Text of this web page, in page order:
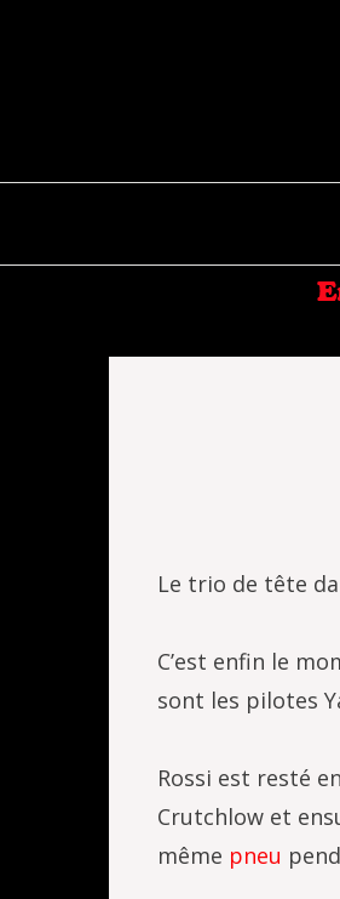
Le trio de tête
C’est enfin le
sont les pilotes
Rossi est resté
Crutchlow et
même pneu